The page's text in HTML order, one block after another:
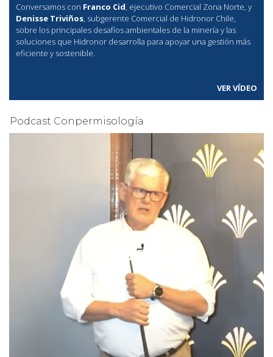
Conversamos con Franco Cid, ejecutivo Comercial Zona Norte, y
Denisse Triviños, subgerente Comercial de Hidronor Chile,
sobre los principales desafíos ambientales de la minería y las
soluciones que Hidronor desarrolla para apoyar una gestión más
eficiente y sostenible.
VER VÍDEO
Podcast Conpermisología